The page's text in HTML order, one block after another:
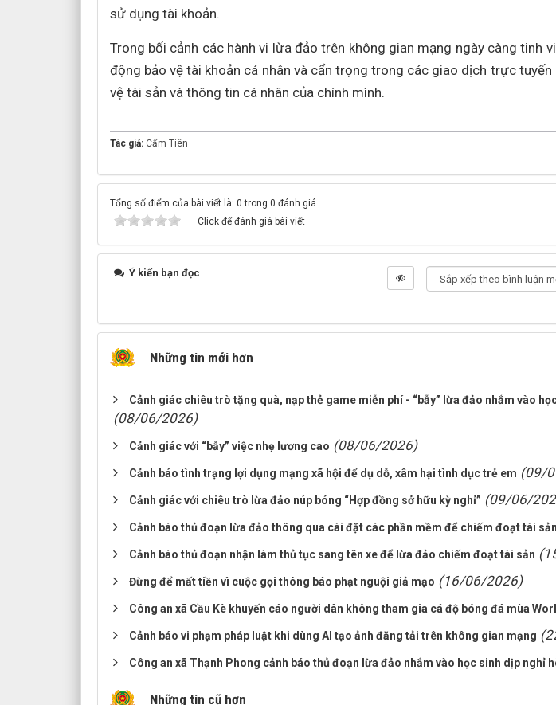
sử dụng tài khoản.
Trong bối cảnh các hành vi lừa đảo trên không gian mạng ngày càng tinh
động bảo vệ tài khoản cá nhân và cẩn trọng trong các giao dịch trực
vệ tài sản và thông tin cá nhân của chính mình.
Tác giả: Cẩm Tiên
Tổng số điểm của bài viết là: 0 trong 0 đánh giá
Click để đánh giá bài viết
Ý kiến bạn đọc
Những tin mới hơn
Cảnh giác chiêu trò tặng quà, nạp thẻ game miễn phí - “bẫy” lừa đảo nhắm vào
(08/06/2026)
Cảnh giác với “bẫy” việc nhẹ lương cao (08/06/2026)
Cảnh báo tình trạng lợi dụng mạng xã hội để dụ dỗ, xâm hại tình dục trẻ em (09/
Cảnh giác với chiêu trò lừa đảo núp bóng “Hợp đồng sở hữu kỳ nghỉ” (09/06/
Cảnh báo thủ đoạn lừa đảo thông qua cài đặt các phần mềm để chiếm đoạt tài sản
Cảnh báo thủ đoạn nhận làm thủ tục sang tên xe để lừa đảo chiếm đoạt tài sản
Đừng để mất tiền vì cuộc gọi thông báo phạt nguội giả mạo (16/06/2026)
Công an xã Cầu Kè khuyến cáo người dân không tham gia cá độ bóng đá mùa
Cảnh báo vi phạm pháp luật khi dùng AI tạo ảnh đăng tải trên không gian mạng
Công an xã Thạnh Phong cảnh báo thủ đoạn lừa đảo nhắm vào học sinh dịp nghỉ
Những tin cũ hơn